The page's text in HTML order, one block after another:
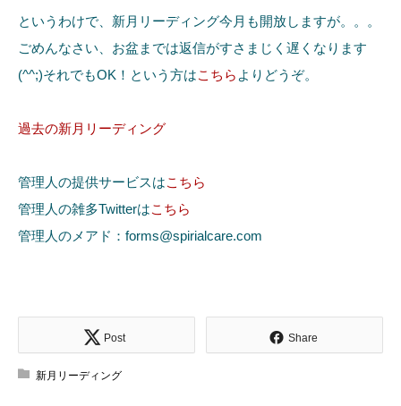
というわけで、新月リーディング今月も開放しますが。。。
ごめんなさい、お盆までは返信がすさまじく遅くなります
(^^;)それでもOK！という方はこちら よりどうぞ。
過去の新月リーディング
管理人の提供サービスはこちら
管理人の雑多Twitterはこちら
管理人のメアド：forms@spirialcare.com
Post Share
新月リーディング